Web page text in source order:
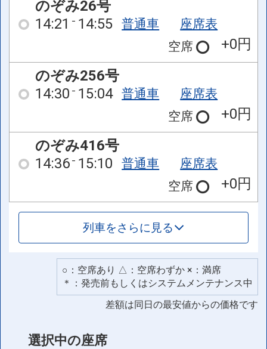
のぞみ26号
14:21
14:55 普通車
座席表
空席
+0円
のぞみ256号
14:30 15:04 普通車
座席表
空席
+0円
のぞみ416号
14:36 15:10 普通車
座席表
空席
+0円
列車をさらに見る
○：空席あり △：空席わずか ×：満席
＊：発売前もしくはシステムメンテナンス中
差額は同日の最安値からの価格です
選択中の座席